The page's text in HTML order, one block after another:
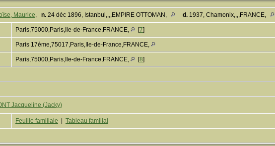
Maurice, n. 24 déc 1896, Istanbul,,,,EMPIRE OTTOMAN, d. 1937, Chamonix,,,,FRANCE,
Paris,75000,Paris,Ile-de-France,FRANCE, [7]
Paris 17ème,75017,Paris,Ile-de-France,FRANCE,
Paris,75000,Paris,Ile-de-France,FRANCE, [8]
Jacqueline (Jacky)
Feuille familiale Tableau familial